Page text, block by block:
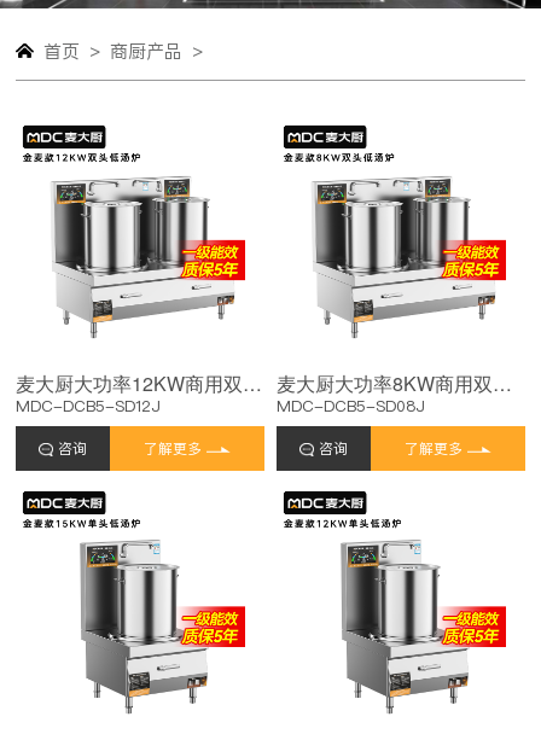
首页 > 商厨产品 >
麦大厨大功率12KW商用双头低汤炉学校单位食堂厨房设备
MDC-DCB5-SD12J
咨询 了解更多
麦大厨大功率8KW商用双头低汤炉学校单位食堂厨房设备
MDC-DCB5-SD08J
咨询 了解更多